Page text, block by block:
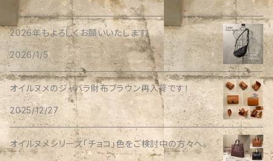
2026年もよろしくお願いいたします。
2026/1/5
オイルヌメのジャバラ財布ブラウン再入荷です！
2025/12/27
オイルヌメシリーズ「チョコ」色をご検討中の方々へ。